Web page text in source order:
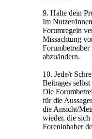
9. Halte dein
Im Nutzer/
Forumregeln
Missachtung
Forumbetreiber
abzuändern.
10. Jede/r
Beitrages
Die
für die
die Ansicht/
wieder, die
Foreninhaber